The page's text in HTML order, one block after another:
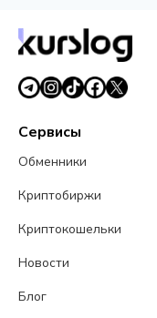
Сервисы
Обменники
Криптобиржи
Криптокошельки
Новости
Блог